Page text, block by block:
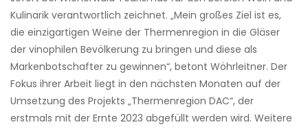
Kulinarik verantwortlich zeichnet. „Mein großes Ziel ist es,
die einzigartigen Weine der Thermenregion in die Gläser
der vinophilen Bevölkerung zu bringen und diese als
Markenbotschafter zu gewinnen“, betont Wöhrleitner. Der
Fokus ihrer Arbeit liegt in den nächsten Monaten auf der
Umsetzung des Projekts „Thermenregion DAC“, der
erstmals mit der Ernte 2023 abgefüllt werden wird. Weitere